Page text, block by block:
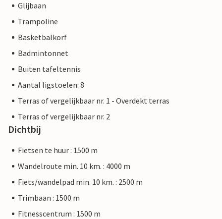
Glijbaan
Trampoline
Basketbalkorf
Badmintonnet
Buiten tafeltennis
Aantal ligstoelen: 8
Terras of vergelijkbaar nr. 1 - Overdekt terras
Terras of vergelijkbaar nr. 2
Dichtbij
Fietsen te huur : 1500 m
Wandelroute min. 10 km. : 4000 m
Fiets/wandelpad min. 10 km. : 2500 m
Trimbaan : 1500 m
Fitnesscentrum : 1500 m